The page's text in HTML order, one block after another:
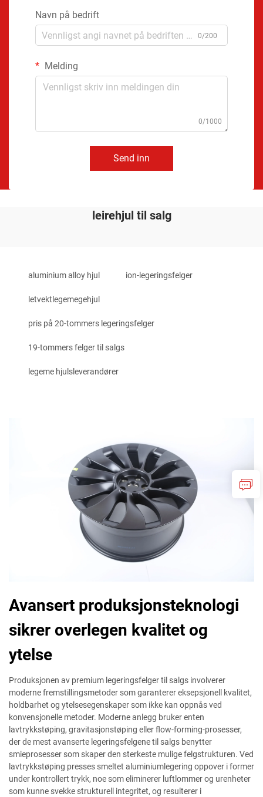
Navn på bedrift
0/200
Melding
0/1000
Send inn
leirehjul til salg
aluminium alloy hjul ion-legeringsfelger
letvektlegemegehjul
pris på 20-tommers legeringsfelger
19-tommers felger til salgs
legeme hjulsleverandører
Avansert produksjonsteknologi
sikrer overlegen kvalitet og
ytelse
Produksjonen av premium legeringsfelger til salgs involverer
moderne fremstillingsmetoder som garanterer eksepsjonell kvalitet,
holdbarhet og ytelsesegenskaper som ikke kan oppnås ved
konvensjonelle metoder. Moderne anlegg bruker enten
lavtrykkstøping, gravitasjonstøping eller flow-forming-prosesser,
der de mest avanserte legeringsfelgene til salgs benytter
smieprosesser som skaper den sterkeste mulige felgstrukturen. Ved
lavtrykkstøping presses smeltet aluminiumlegering oppover i former
under kontrollert trykk, noe som eliminerer luftlommer og urenheter
som kunne svekke strukturell integritet, og resulterer i